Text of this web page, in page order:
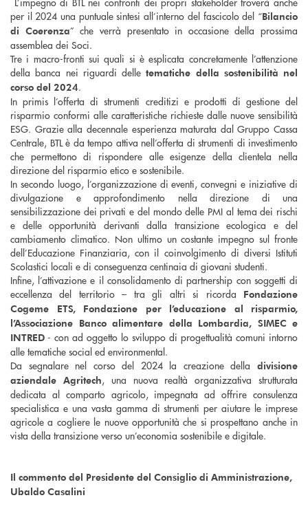
per il 2024 una puntuale sintesi all’interno del fascicolo del “Bilancio
di Coerenza” che verrà presentato in occasione della prossima
assemblea dei Soci.
Tre i macro-fronti sui quali si è esplicata concretamente l’attenzione
della banca nei riguardi delletematiche della sostenibilità nel
corso del 2024.
In primis l’offerta di strumenti creditizi e prodotti di gestione del
risparmio conformi alle caratteristiche richieste dalle nuove sensibilità
ESG. Grazie alla decennale esperienza maturata dal Gruppo Cassa
Centrale, BTL è da tempo attiva nell’offerta di strumenti di investimento
che permettono di rispondere alle esigenze della clientela nella
direzione del risparmio etico e sostenibile.
In secondo luogo, l’organizzazione di eventi, convegni e iniziative di
divulgazione e approfondimento nella direzione di una
sensibilizzazione dei privati e del mondo delle PMI al tema dei rischi
e delle opportunità derivanti dalla transizione ecologica e del
cambiamento climatico. Non ultimo un costante impegno sul fronte
dell’Educazione Finanziaria, con il coinvolgimento di diversi Istituti
Scolastici locali e di conseguenza centinaia di giovani studenti.
Infine, l’attivazione e il consolidamento di partnership con soggetti di
eccellenza del territorio – tra gli altri si ricorda Fondazione
Cogeme ETS, Fondazione per l’educazione al risparmio,
l’Associazione Banco alimentare della Lombardia, SIMEC e
INTRED - con ad oggetto lo sviluppo di progettualità comuni intorno
alle tematiche social ed environmental.
Da segnalare nel corso del 2024 la creazione della divisione
aziendale Agritech, una nuova realtà organizzativa strutturata
dedicata al comparto agricolo, impegnata ad offrire consulenza
specialistica e una vasta gamma di strumenti per aiutare le imprese
agricole a cogliere le nuove opportunità che si prospettano anche in
vista della transizione verso un’economia sostenibile e digitale.
Il commento del Presidente del Consiglio di Amministrazione,
Ubaldo Casalini